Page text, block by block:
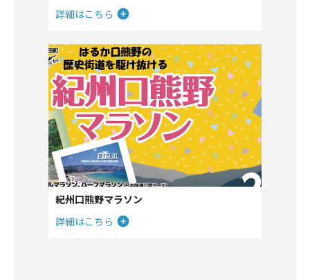
詳細はこちら
紀州口熊野マラソン
詳細はこちら